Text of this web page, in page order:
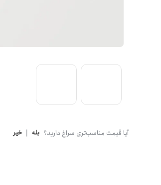
آیا قیمت مناسب‌تری سراغ دارید؟ بله خیر